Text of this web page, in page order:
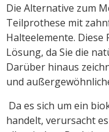
Die Alternative zum
Teilprothese mit
Halteelemente.
Lösung, da Sie die
Darüber hinaus
und
Da es sich um ein
handelt, verursacht